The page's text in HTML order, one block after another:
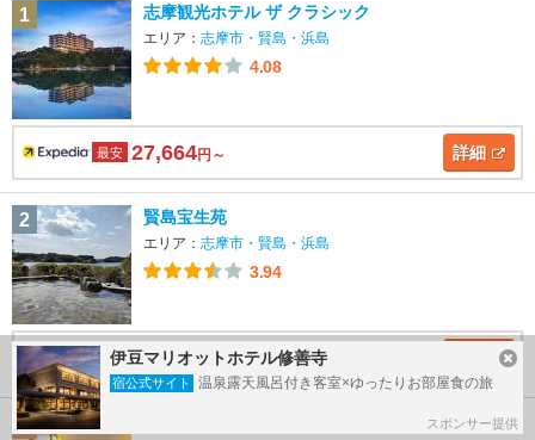
1
志摩観光ホテル ザ クラシック
エリア： 志摩市・賢島・浜島
4.08
最安 27,664円～ 詳細
2 賢島宝生苑
エリア： 志摩市・賢島・浜島
3.94
最安 20,600円～
3
伊豆マリオットホテル修善寺
宿公式サイト 温泉露天風呂付き客室×ゆったりお部屋食の旅
スポンサー提供